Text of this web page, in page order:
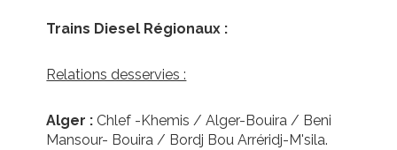
Trains Diesel Régionaux :
Relations desservies :
Alger : Chlef -Khemis / Alger-Bouira / Beni
Mansour- Bouira / Bordj Bou Arréridj-M'sila.